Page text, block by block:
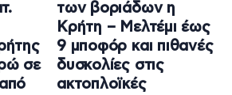
σε
των βοριάδων η
Κρήτη – Μελτέμι έως
9 μποφόρ και πιθανές
δυσκολίες στις
ακτοπλοϊκές